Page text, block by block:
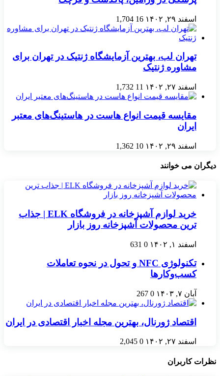
اسفند ۲۹, ۱۴۰۲ 16
1,704
تهران لب، بهترین آزمایشگاه ژنتیک در تهران برای
مشاوره ژنتیک
اسفند ۲۷, ۱۴۰۲ 11
1,732
مقایسه قیمت انواع هاست در هاستینگ‌های معتبر
ایران
اسفند ۲۹, ۱۴۰۲ 10
1,362
دیگران می خوانند
خرید لوازم آشپزخانه در فروشگاه ELK | جذاب
ترین محصولات آشپزخانه روز بازار
اسفند ۱, ۱۴۰۲ 0
631
تکنولوژی NFC و تحول در نحوه تعاملات
کسب‌وکارها
آبان ۷, ۱۴۰۳ 0
267
اقتصاد ژورنال، بهترین مجله اخبار اقتصادی در ایران
اسفند ۲۷, ۱۴۰۲ 0
2,045
نظرات کاربران